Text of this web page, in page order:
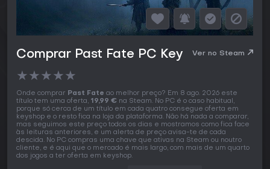
Comprar Past Fate PC Key Ver no Steam
★★★★★
Onde comprar Past Fate ao melhor preço? Em 8 ago. 2026 este
título tem uma oferta, 19,99 € na Steam. No PC é o caso habitual,
porque só cerca de um título em cada quatro consegue oferta em
keyshop e o resto fica na loja da plataforma. Não há nada a comparar,
mas seguimos este preço todos os dias e mostramos como fica face
às leituras anteriores, e um alerta de preço avisa-te de cada
descida. No PC compras uma chave que ativas na Steam ou noutro
cliente, e é aqui que o mercado é mais largo, com mais de um quarto
dos jogos a ter oferta em keyshop.